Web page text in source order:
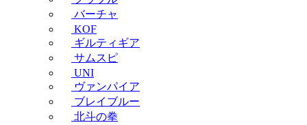
バーチャ
KOF
ギルティギア
サムスピ
UNI
ヴァンパイア
ブレイブルー
北斗の拳